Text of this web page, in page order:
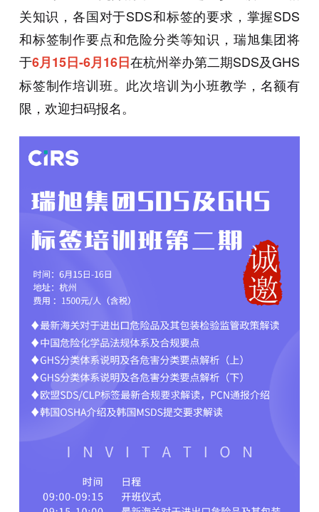
关知识，各国对于SDS和标签的要求，掌握SDS
和标签制作要点和危险分类等知识，瑞旭集团将
于6月15日-6月16日在杭州举办第二期SDS及GHS
标签制作培训班。此次培训为小班教学，名额有
限，欢迎扫码报名。